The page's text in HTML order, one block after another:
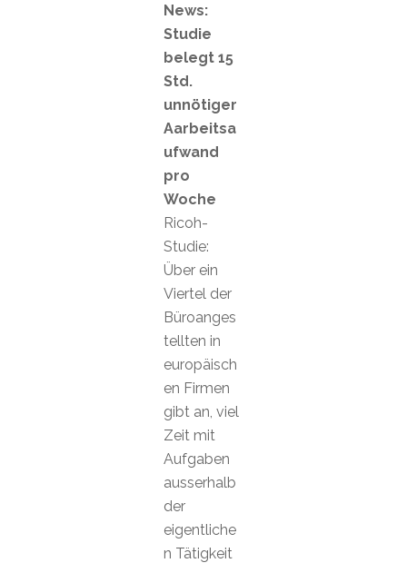
News:
Studie
belegt 15
Std.
unnötiger
Aarbeitsa
ufwand
pro
Woche
Ricoh-
Studie:
Über ein
Viertel der
Büroanges
tellten in
europäisch
en Firmen
gibt an, viel
Zeit mit
Aufgaben
ausserhalb
der
eigentliche
n Tätigkeit